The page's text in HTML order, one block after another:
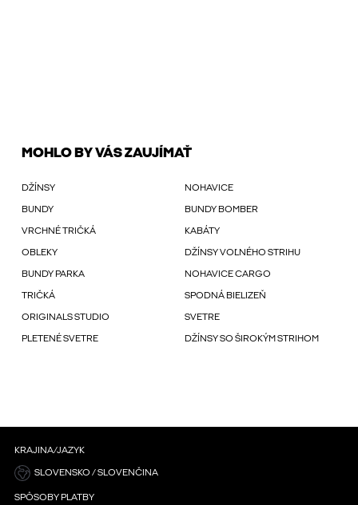
MOHLO BY VÁS ZAUJÍMAŤ
DŽÍNSY NOHAVICE
BUNDY BUNDY BOMBER
VRCHNÉ TRIČKÁ KABÁTY
OBLEKY DŽÍNSY VOĽNÉHO STRIHU
BUNDY PARKA NOHAVICE CARGO
TRIČKÁ SPODNÁ BIELIZEŇ
ORIGINALS STUDIO SVETRE
PLETENÉ SVETRE DŽÍNSY SO ŠIROKÝM STRIHOM
KRAJINA/JAZYK
SLOVENSKO / SLOVENČINA
SPÔSOBY PLATBY